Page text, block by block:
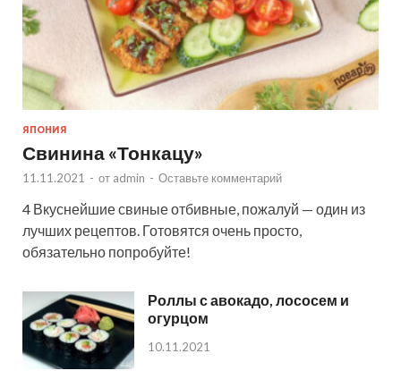
ЯПОНИЯ
Свинина «Тонкацу»
11.11.2021 - от admin - Оставьте комментарий
4 Вкуснейшие свиные отбивные, пожалуй — один из
лучших рецептов. Готовятся очень просто,
обязательно попробуйте!
Роллы с авокадо, лососем и
огурцом
10.11.2021